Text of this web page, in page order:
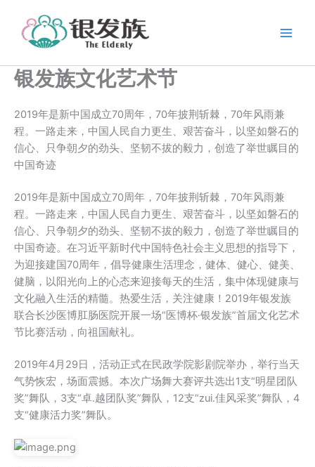
银发族文化艺术节
2019年是新中国成立70周年，70年披荆斩棘，70年风雨兼
程。一路走来，中国人民自力更生、艰苦奋斗，以坚如磐石的
信心、只争朝夕的劲头、坚韧不拔的毅力，创造了举世瞩目的
中国奇迹
2019年是新中国成立70周年，70年披荆斩棘，70年风雨兼
程。一路走来，中国人民自力更生、艰苦奋斗，以坚如磐石的
信心、只争朝夕的劲头、坚韧不拔的毅力，创造了举世瞩目的
中国奇迹。在习近平新时代中国特色社会主义思想的指导下，
为迎接建国70周年，倡导健康生活理念，健体、健心、健美、
健脑，以阳光向上的心态来迎接每天的生活，集中体现健康与
文化融入生活的精髓。热爱生活，关注健康！2019年银发族
联合长沙医博肛肠医院开展一场“医博杯·银发族”首届文化艺术
节比赛活动，向祖国献礼。
2019年4月29日，活动正式在民政学院影剧院举办，举行当天
气势恢宏，场面震撼。本次广场舞大赛评共选出1支“明星团队
奖”舞队，3支“卓.越团队奖”舞队，12支“zui.佳风采奖”舞队，4
支“健康活力奖”舞队。